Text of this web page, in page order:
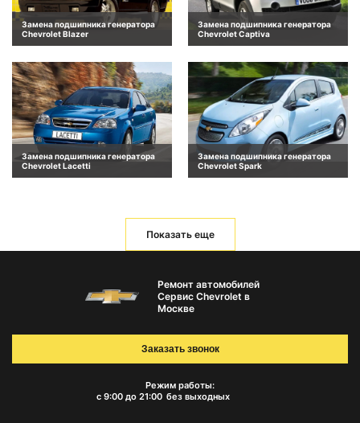
Замена подшипника генератора
Chevrolet Blazer
Замена подшипника генератора
Chevrolet Captiva
Замена подшипника генератора
Chevrolet Lacetti
Замена подшипника генератора
Chevrolet Spark
Показать еще
Ремонт автомобилей
Сервис Chevrolet в
Москве
Режим работы:
с 9:00 до 21:00 без выходных
Заказать звонок